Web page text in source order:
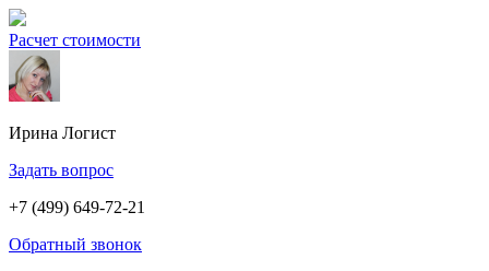
Расчет стоимости
Ирина Логист
Задать вопрос
+7 (499) 649-72-21
Обратный звонок